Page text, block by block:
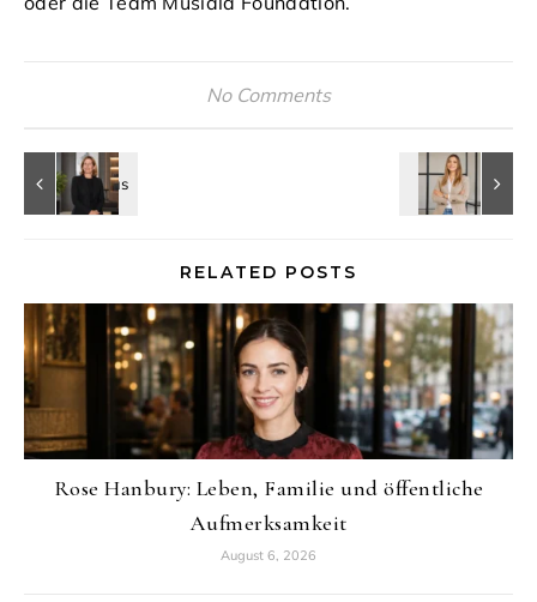
No Comments
RELATED POSTS
Rose Hanbury: Leben, Familie und öffentliche
Aufmerksamkeit
August 6, 2026